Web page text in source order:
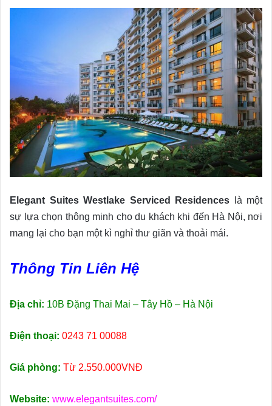
Elegant Suites Westlake Serviced Residences là một
sự lựa chọn thông minh cho du khách khi đến Hà Nội, nơi
mang lại cho bạn một kì nghỉ thư giãn và thoải mái.
Thông Tin Liên Hệ
Địa chỉ: 10B Đặng Thai Mai – Tây Hồ – Hà Nội
Điện thoại: 0243 71 00088
Giá phòng: Từ 2.550.000VNĐ
Website: www.elegantsuites.com/